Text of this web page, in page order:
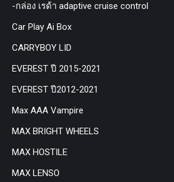
-กล่อง เรด้า adaptive cruise control
Car Play Ai Box
CARRYBOY LID
EVEREST ปี 2015-2021
EVEREST ปี2012-2021
Max AAA Vampire
MAX BRIGHT WHEELS
MAX HOSTILE
MAX LENSO